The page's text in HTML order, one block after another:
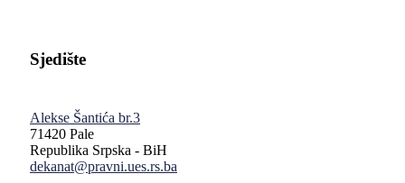
Sjedište
Alekse Šantića br.3
71420 Pale
Republika Srpska - BiH
dekanat@pravni.ues.rs.ba